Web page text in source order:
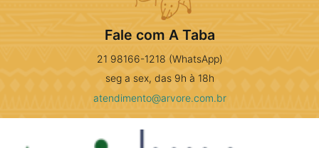
Fale com A Taba
21 98166-1218 (WhatsApp)
seg a sex, das 9h à 18h
atendimento@arvore.com.br